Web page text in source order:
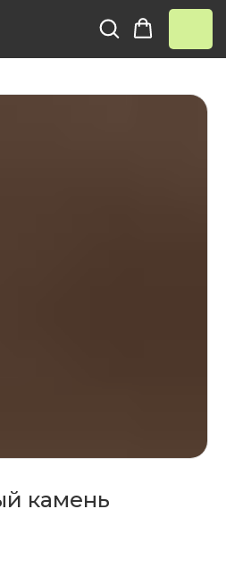
камень